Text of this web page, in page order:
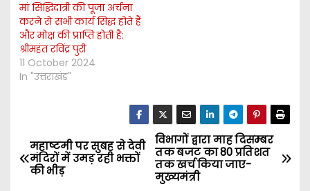
मां सिद्धिदात्री की पूजा अर्चना
करने से सभी कार्य सिद्ध होते हैं
और मोक्ष की प्राप्ति होती है:
श्रीमहंत रविंद्र पुरी
11 October 2024
In "उत्तराखंड"
P
o
विभागों द्वारा माह दिसम्बर
तक बजट का 80 प्रतिशत
तक खर्च किया जाए-
मुख्यमंत्री
महाष्टमी पर सुबह से देवी
मंदिरों में उमड़ रही भक्तों
की भीड़